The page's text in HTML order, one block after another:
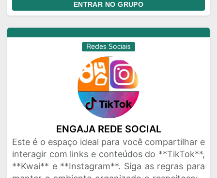
ENTRAR NO GRUPO
Redes Sociais
ENGAJA REDE SOCIAL
Este é o espaço ideal para você compartilhar e
interagir com links e conteúdos do **TikTok**,
**Kwai** e **Instagram**. Siga as regras para